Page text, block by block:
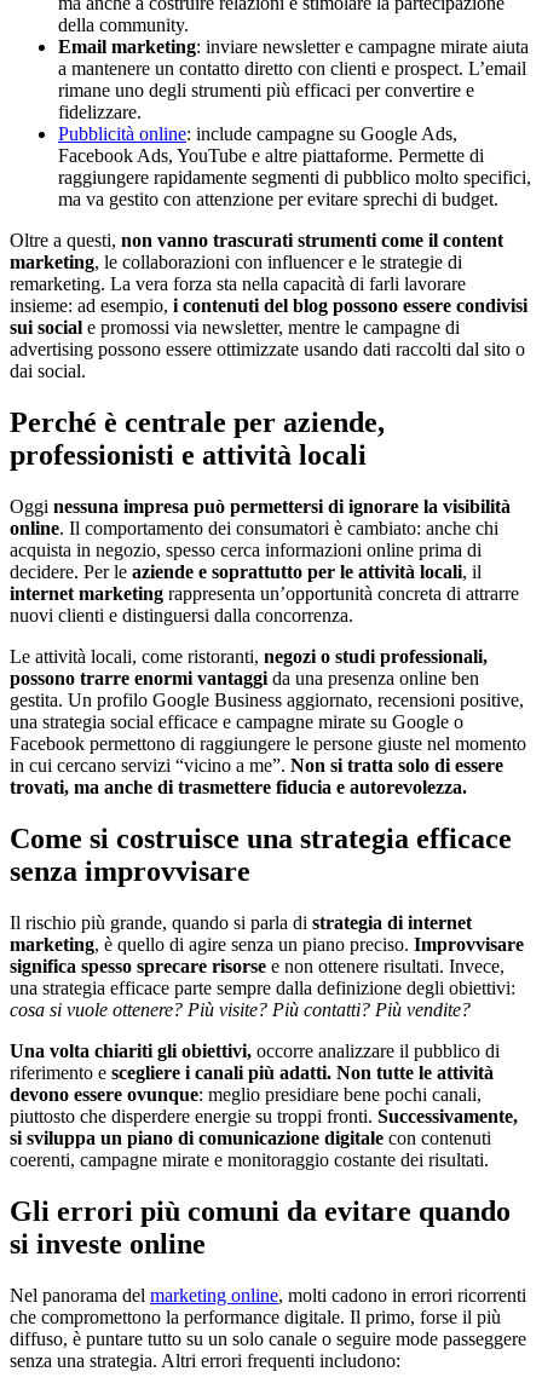
della community.
Email marketing: inviare newsletter e campagne mirate aiuta
a mantenere un contatto diretto con clienti e prospect. L’email
rimane uno degli strumenti più efficaci per convertire e
fidelizzare.
Pubblicità online: include campagne su Google Ads,
Facebook Ads, YouTube e altre piattaforme. Permette di
raggiungere rapidamente segmenti di pubblico molto specifici,
ma va gestito con attenzione per evitare sprechi di budget.
Oltre a questi, non vanno trascurati strumenti come il content
marketing, le collaborazioni con influencer e le strategie di
remarketing. La vera forza sta nella capacità di farli lavorare
insieme: ad esempio, i contenuti del blog possono essere condivisi
sui social e promossi via newsletter, mentre le campagne di
advertising possono essere ottimizzate usando dati raccolti dal sito o
dai social.
Perché è centrale per aziende,
professionisti e attività locali
Oggi nessuna impresa può permettersi di ignorare la visibilità
online. Il comportamento dei consumatori è cambiato: anche chi
acquista in negozio, spesso cerca informazioni online prima di
decidere. Per le aziende e soprattutto per le attività locali, il
internet marketing rappresenta un’opportunità concreta di attrarre
nuovi clienti e distinguersi dalla concorrenza.
Le attività locali, come ristoranti, negozi o studi professionali,
possono trarre enormi vantaggi da una presenza online ben
gestita. Un profilo Google Business aggiornato, recensioni positive,
una strategia social efficace e campagne mirate su Google o
Facebook permettono di raggiungere le persone giuste nel momento
in cui cercano servizi “vicino a me”. Non si tratta solo di essere
trovati, ma anche di trasmettere fiducia e autorevolezza.
Come si costruisce una strategia efficace
senza improvvisare
Il rischio più grande, quando si parla di strategia di internet
marketing, è quello di agire senza un piano preciso. Improvvisare
significa spesso sprecare risorse e non ottenere risultati. Invece,
una strategia efficace parte sempre dalla definizione degli obiettivi:
cosa si vuole ottenere? Più visite? Più contatti? Più vendite?
Una volta chiariti gli obiettivi, occorre analizzare il pubblico di
riferimento e scegliere i canali più adatti. Non tutte le attività
devono essere ovunque: meglio presidiare bene pochi canali,
piuttosto che disperdere energie su troppi fronti. Successivamente,
si sviluppa un piano di comunicazione digitale con contenuti
coerenti, campagne mirate e monitoraggio costante dei risultati.
Gli errori più comuni da evitare quando
si investe online
Nel panorama del marketing online, molti cadono in errori ricorrenti
che compromettono la performance digitale. Il primo, forse il più
diffuso, è puntare tutto su un solo canale o seguire mode passeggere
senza una strategia. Altri errori frequenti includono: